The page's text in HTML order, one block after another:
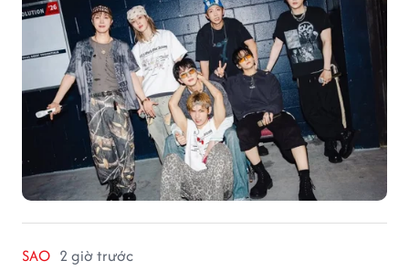
SAO 2 giờ trước